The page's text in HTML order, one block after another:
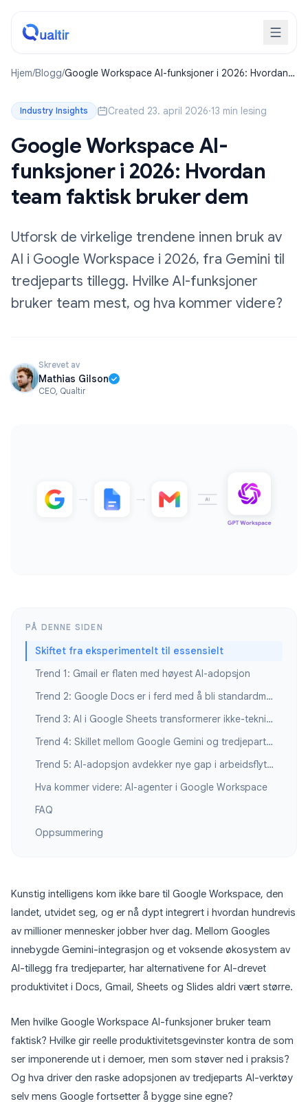
Hjem/Blogg/Google Workspace AI-funksjoner i 2026: Hvordan
Industry Insights Created 23. april 2026·13 min lesing
Google Workspace AI-
funksjoner i 2026: Hvordan
team faktisk bruker dem
Utforsk de virkelige trendene innen bruk av
AI i Google Workspace i 2026, fra Gemini til
tredjeparts tillegg. Hvilke AI-funksjoner
bruker team mest, og hva kommer videre?
Skrevet av
Mathias Gilson
CEO, Qualtir
PÅ DENNE SIDEN
Skiftet fra eksperimentelt til essensielt
Trend 1: Gmail er flaten med høyest AI-adopsjon
Trend 2: Google Docs er i ferd med å bli standardmiljøet for AI-skriving
Trend 3: AI i Google Sheets transformerer ikke-teknisk analyse
Trend 4: Skillet mellom Google Gemini og tredjeparts-AI vokser, ikke krymper
Trend 5: AI-adopsjon avdekker nye gap i arbeidsflytintegrasjon
Hva kommer videre: AI-agenter i Google Workspace
FAQ
Oppsummering
Kunstig intelligens kom ikke bare til Google Workspace, den
landet, utvidet seg, og er nå dypt integrert i hvordan hundrevis
av millioner mennesker jobber hver dag. Mellom Googles
innebygde Gemini-integrasjon og et voksende økosystem av
AI-tillegg fra tredjeparter, har alternativene for AI-drevet
produktivitet i Docs, Gmail, Sheets og Slides aldri vært større.
Men hvilke Google Workspace AI-funksjoner bruker team
faktisk? Hvilke gir reelle produktivitetsgevinster kontra de som
ser imponerende ut i demoer, men som støver ned i praksis?
Og hva driver den raske adopsjonen av tredjeparts AI-verktøy
selv mens Google fortsetter å bygge sine egne?